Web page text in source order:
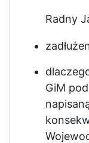
Radny
GiM